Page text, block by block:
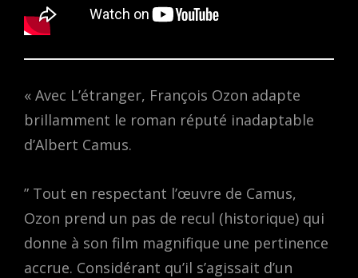
« Avec L’étranger, François Ozon adapte
brillamment le roman réputé inadaptable
d’Albert Camus.
” Tout en respectant l’œuvre de Camus,
Ozon prend un pas de recul (historique) qui
donne à son film magnifique une pertinence
accrue. Considérant qu’il s’agissait d’un